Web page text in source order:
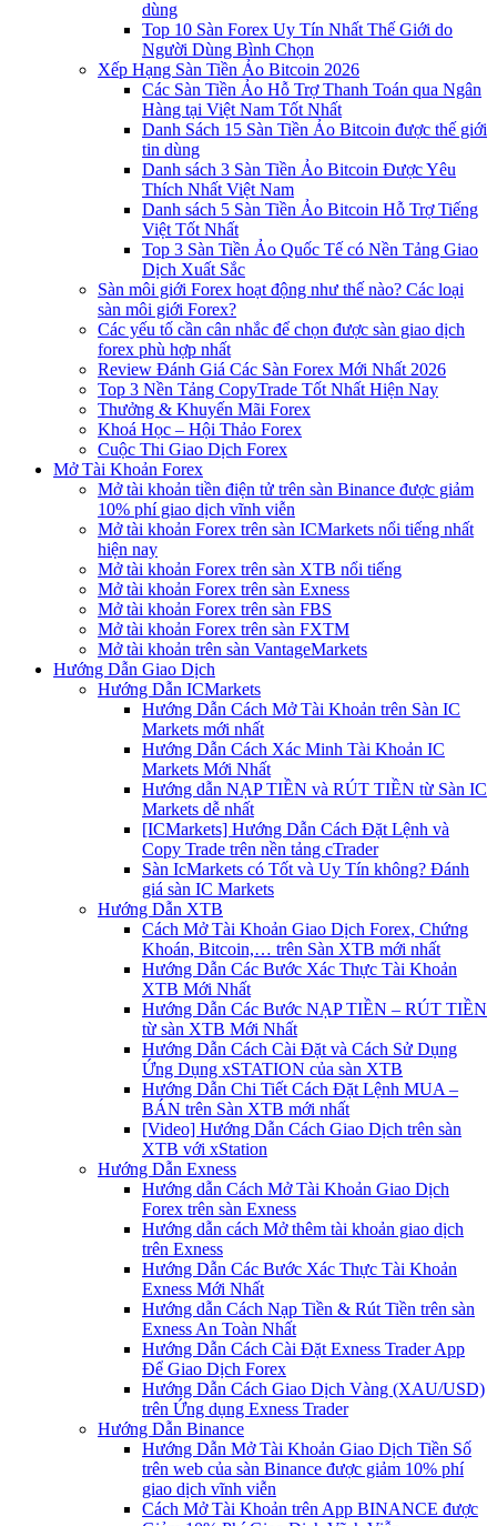
dùng
Top 10 Sàn Forex Uy Tín Nhất Thế Giới do
Người Dùng Bình Chọn
Xếp Hạng Sàn Tiền Ảo Bitcoin 2026
Các Sàn Tiền Ảo Hỗ Trợ Thanh Toán qua Ngân
Hàng tại Việt Nam Tốt Nhất
Danh Sách 15 Sàn Tiền Ảo Bitcoin được thế giới
tin dùng
Danh sách 3 Sàn Tiền Ảo Bitcoin Được Yêu
Thích Nhất Việt Nam
Danh sách 5 Sàn Tiền Ảo Bitcoin Hỗ Trợ Tiếng
Việt Tốt Nhất
Top 3 Sàn Tiền Ảo Quốc Tế có Nền Tảng Giao
Dịch Xuất Sắc
Sàn môi giới Forex hoạt động như thế nào? Các loại
sàn môi giới Forex?
Các yếu tố cần cân nhắc để chọn được sàn giao dịch
forex phù hợp nhất
Review Đánh Giá Các Sàn Forex Mới Nhất 2026
Top 3 Nền Tảng CopyTrade Tốt Nhất Hiện Nay
Thưởng & Khuyến Mãi Forex
Khoá Học – Hội Thảo Forex
Cuộc Thi Giao Dịch Forex
Mở Tài Khoản Forex
Mở tài khoản tiền điện tử trên sàn Binance được giảm
10% phí giao dịch vĩnh viễn
Mở tài khoản Forex trên sàn ICMarkets nổi tiếng nhất
hiện nay
Mở tài khoản Forex trên sàn XTB nổi tiếng
Mở tài khoản Forex trên sàn Exness
Mở tài khoản Forex trên sàn FBS
Mở tài khoản Forex trên sàn FXTM
Mở tài khoản trên sàn VantageMarkets
Hướng Dẫn Giao Dịch
Hướng Dẫn ICMarkets
Hướng Dẫn Cách Mở Tài Khoản trên Sàn IC
Markets mới nhất
Hướng Dẫn Cách Xác Minh Tài Khoản IC
Markets Mới Nhất
Hướng dẫn NẠP TIỀN và RÚT TIỀN từ Sàn IC
Markets dễ nhất
[ICMarkets] Hướng Dẫn Cách Đặt Lệnh và
Copy Trade trên nền tảng cTrader
Sàn IcMarkets có Tốt và Uy Tín không? Đánh
giá sàn IC Markets
Hướng Dẫn XTB
Cách Mở Tài Khoản Giao Dịch Forex, Chứng
Khoán, Bitcoin,… trên Sàn XTB mới nhất
Hướng Dẫn Các Bước Xác Thực Tài Khoản
XTB Mới Nhất
Hướng Dẫn Các Bước NẠP TIỀN – RÚT TIỀN
từ sàn XTB Mới Nhất
Hướng Dẫn Cách Cài Đặt và Cách Sử Dụng
Ứng Dụng xSTATION của sàn XTB
Hướng Dẫn Chi Tiết Cách Đặt Lệnh MUA –
BÁN trên Sàn XTB mới nhất
[Video] Hướng Dẫn Cách Giao Dịch trên sàn
XTB với xStation
Hướng Dẫn Exness
Hướng dẫn Cách Mở Tài Khoản Giao Dịch
Forex trên sàn Exness
Hướng dẫn cách Mở thêm tài khoản giao dịch
trên Exness
Hướng Dẫn Các Bước Xác Thực Tài Khoản
Exness Mới Nhất
Hướng dẫn Cách Nạp Tiền & Rút Tiền trên sàn
Exness An Toàn Nhất
Hướng Dẫn Cách Cài Đặt Exness Trader App
Để Giao Dịch Forex
Hướng Dẫn Cách Giao Dịch Vàng (XAU/USD)
trên Ứng dụng Exness Trader
Hướng Dẫn Binance
Hướng Dẫn Mở Tài Khoản Giao Dịch Tiền Số
trên web của sàn Binance được giảm 10% phí
giao dịch vĩnh viễn
Cách Mở Tài Khoản trên App BINANCE được